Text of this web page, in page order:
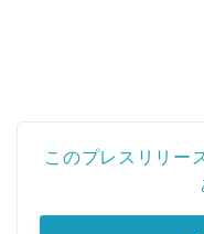
このプレスリリー